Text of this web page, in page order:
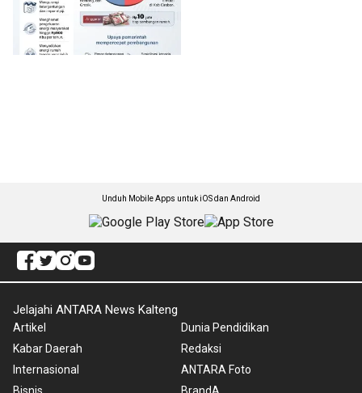
Unduh Mobile Apps untuk iOS dan Android
Jelajahi ANTARA News Kalteng
Artikel
Kabar Daerah
Internasional
Bisnis
Dunia Pendidikan
Redaksi
ANTARA Foto
BrandA